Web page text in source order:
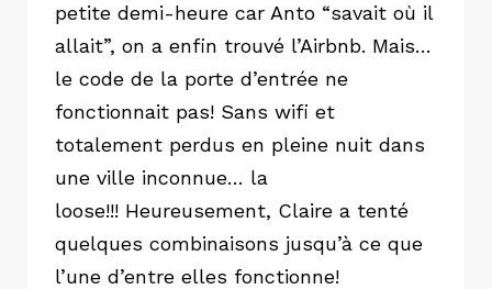
petite demi-heure car Anto “savait où il
allait”, on a enfin trouvé l’Airbnb. Mais…
le code de la porte d’entrée ne
fonctionnait pas! Sans wifi et
totalement perdus en pleine nuit dans
une ville inconnue… la
loose!!! Heureusement, Claire a tenté
quelques combinaisons jusqu’à ce que
l’une d’entre elles fonctionne!